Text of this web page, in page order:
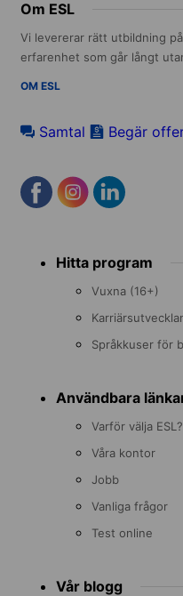
Om ESL
Vi levererar rätt utbildning
erfarenhet som går långt
OM ESL
Samtal Begär
menu Hitta program
Vuxna (16+)
Språkkuser för
Användbara
Varför välja ESL?
Våra kontor
Jobb
Vanliga frågor
Test online
Vår blogg